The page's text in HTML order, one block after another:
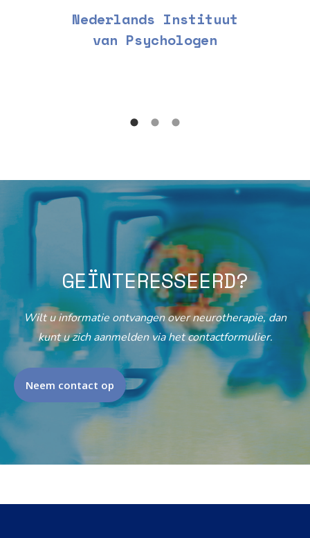
Nederlands Instituut
van Psychologen
GEÏNTERESSEERD?
Wilt u informatie ontvangen over neurotherapie, dan
kunt u zich aanmelden via het contactformulier.
Neem contact op